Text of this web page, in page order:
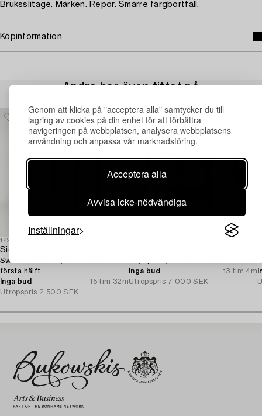
Genom att klicka på "acceptera alla" samtycker du till
lagring av cookies på din enhet för att förbättra
navigeringen på webbplatsen, analysera webbplatsens
användning och anpassa vår marknadsföring.
Acceptera alla
Avvisa icke-nödvändiga
Inställningar
Bruksslitage. Märken. Repor. Smärre färgbortfall.
Köpinformation
Andra har även tittat på
1729233
Sidobord,
Swedish Modern, 1900-talets
första hälft.
Inga bud
15 tim 32m
Utropspris 2 500 SEK
Inga bud
13 tim 4m
Utropspris 7 000 SEK